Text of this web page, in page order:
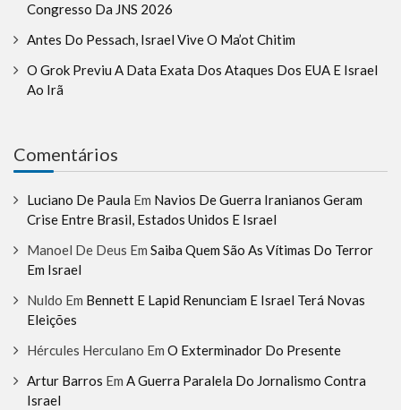
Congresso Da JNS 2026
Antes Do Pessach, Israel Vive O Ma’ot Chitim
O Grok Previu A Data Exata Dos Ataques Dos EUA E Israel
Ao Irã
Comentários
Luciano De Paula Em Navios De Guerra Iranianos Geram
Crise Entre Brasil, Estados Unidos E Israel
Manoel De Deus Em Saiba Quem São As Vítimas Do Terror
Em Israel
Nuldo Em Bennett E Lapid Renunciam E Israel Terá Novas
Eleições
Hércules Herculano Em O Exterminador Do Presente
Artur Barros Em A Guerra Paralela Do Jornalismo Contra
Israel